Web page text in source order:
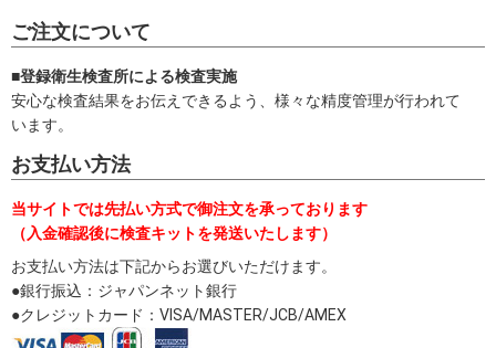
ご注文について
■登録衛生検査所による検査実施
安心な検査結果をお伝えできるよう、様々な精度管理が行われて
います。
お支払い方法
当サイトでは先払い方式で御注文を承っております
（入金確認後に検査キットを発送いたします）
お支払い方法は下記からお選びいただけます。
●銀行振込：ジャパンネット銀行
●クレジットカード：VISA/MASTER/JCB/AMEX